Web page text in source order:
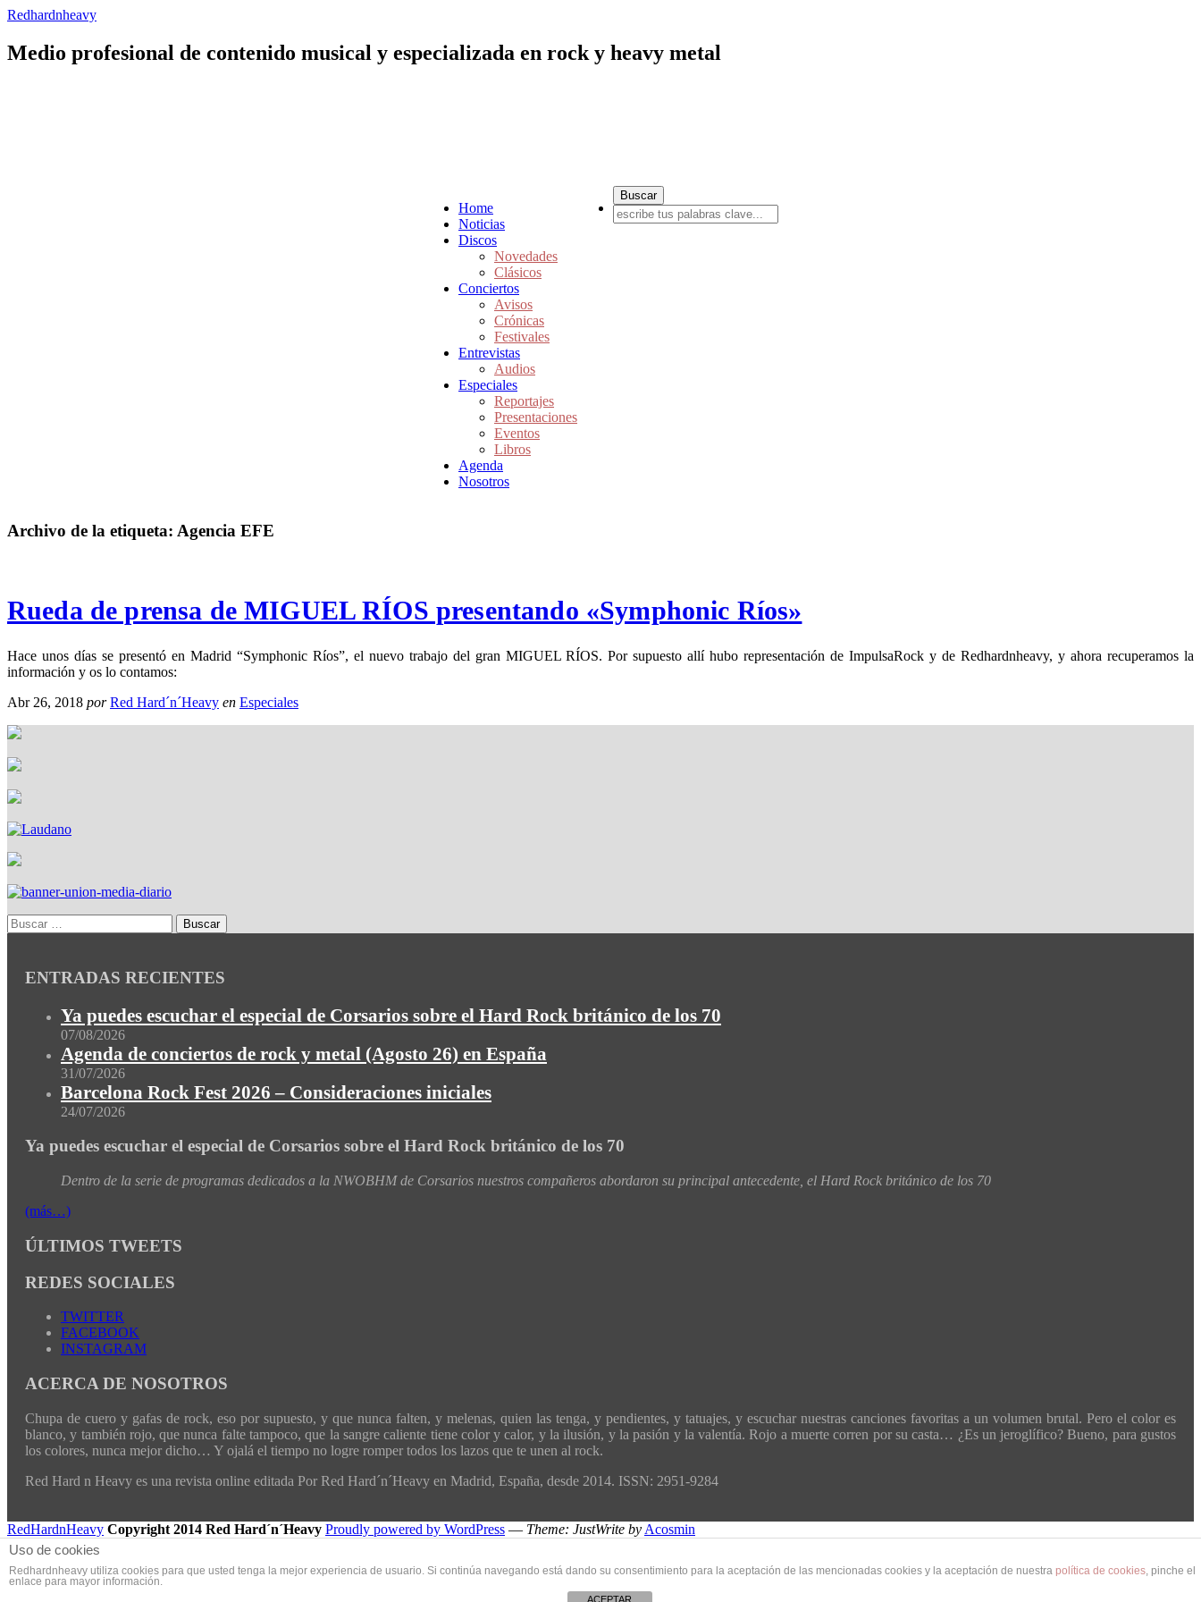
Redhardnheavy
Medio profesional de contenido musical y especializada en rock y heavy metal
Home
Noticias
Discos
Novedades
Clásicos
Conciertos
Avisos
Crónicas
Festivales
Entrevistas
Audios
Especiales
Reportajes
Presentaciones
Eventos
Libros
Agenda
Nosotros
Archivo de la etiqueta: Agencia EFE
Rueda de prensa de MIGUEL RÍOS presentando «Symphonic Ríos»
Hace unos días se presentó en Madrid “Symphonic Ríos”, el nuevo trabajo del gran MIGUEL RÍOS. Por supuesto allí hubo representación de ImpulsaRock y de Redhardnheavy, y ahora recuperamos la
información y os lo contamos:
Abr 26, 2018 por Red Hard´n´Heavy en Especiales
ENTRADAS RECIENTES
Ya puedes escuchar el especial de Corsarios sobre el Hard Rock británico de los 70
07/08/2026
Agenda de conciertos de rock y metal (Agosto 26) en España
31/07/2026
Barcelona Rock Fest 2026 – Consideraciones iniciales
24/07/2026
Ya puedes escuchar el especial de Corsarios sobre el Hard Rock británico de los 70
Dentro de la serie de programas dedicados a la NWOBHM de Corsarios nuestros compañeros abordaron su principal antecedente, el Hard Rock británico de los 70
(más…)
ÚLTIMOS TWEETS
REDES SOCIALES
TWITTER
FACEBOOK
INSTAGRAM
ACERCA DE NOSOTROS
Chupa de cuero y gafas de rock, eso por supuesto, y que nunca falten, y melenas, quien las tenga, y pendientes, y tatuajes, y escuchar nuestras canciones favoritas a un volumen brutal. Pero el color es
blanco, y también rojo, que nunca falte tampoco, que la sangre caliente tiene color y calor, y la ilusión, y la pasión y la valentía. Rojo a muerte corren por su casta… ¿Es un jeroglífico? Bueno, para gustos
los colores, nunca mejor dicho… Y ojalá el tiempo no logre romper todos los lazos que te unen al rock.
Red Hard n Heavy es una revista online editada Por Red Hard´n´Heavy en Madrid, España, desde 2014. ISSN: 2951-9284
RedHardnHeavy Copyright 2014 Red Hard´n´Heavy Proudly powered by WordPress — Theme: JustWrite by Acosmin
Uso de cookies
Redhardnheavy utiliza cookies para que usted tenga la mejor experiencia de usuario. Si continúa navegando está dando su consentimiento para la aceptación de las mencionadas cookies y la aceptación de nuestra política de cookies , pinche el
enlace para mayor información.
ACEPTAR